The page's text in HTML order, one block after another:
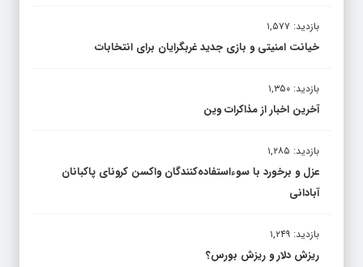
بازدید: ۱,۵۷۷
خیانت امنیتی و بازی جدید غربگرایان برای انتخابات
بازدید: ۱,۳۵۰
آخرین اخبار از مذاکرات وین
بازدید: ۱,۲۸۵
عزل و برخورد با سوءاستفاده‌کنندگان واکسن کرونای پاکبانان
آبادانی
بازدید: ۱,۲۴۹
ریزش دلار و ریزش بورس؟